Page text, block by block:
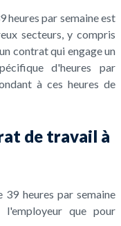
heures par semaine est
secteurs, y compris
contrat qui engage un
d'heures par
à ces heures de
de travail à
heures par semaine
que pour